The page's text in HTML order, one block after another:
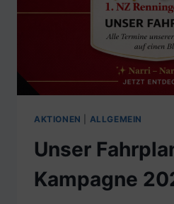
AKTIONEN ALLGEMEIN
Unser
Kampagne